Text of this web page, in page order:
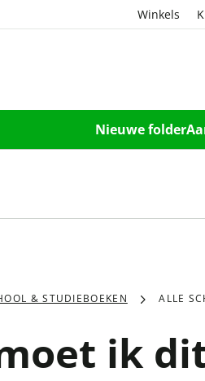
Winkels
Nieuwe folder
& STUDIEBOEKEN
ALLE
ik